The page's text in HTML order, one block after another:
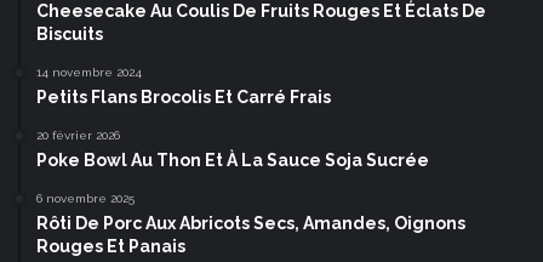
Cheesecake Au Coulis De Fruits Rouges Et Éclats De
Biscuits
14 novembre 2024
Petits Flans Brocolis Et Carré Frais
20 février 2026
Poke Bowl Au Thon Et À La Sauce Soja Sucrée
6 novembre 2025
Rôti De Porc Aux Abricots Secs, Amandes, Oignons
Rouges Et Panais